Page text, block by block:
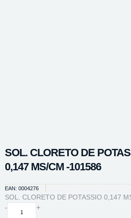
SOL. CLORETO DE
0,147 MS/CM -101586
EAN: 0004276
SOL. CLORETO DE POTASSIO 0,147
-
SOL.
+